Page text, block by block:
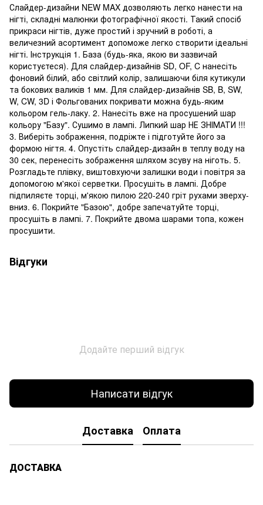
Слайдер-дизайни NEW MAX дозволяють легко нанести на
нігті, складні малюнки фотографічної якості. Такий спосіб
прикраси нігтів, дуже простий і зручний в роботі, а
величезний асортимент допоможе легко створити ідеальні
нігті. Інструкція 1. База (будь-яка, якою ви зазвичай
користуєтеся). Для слайдер-дизайнів SD, OF, C нанесіть
фоновий білий, або світлий колір, залишаючи біля кутикули
та бокових валиків 1 мм. Для слайдер-дизайнів SB, B, SW,
W, CW, 3D і Фольгованих покривати можна будь-яким
кольором гель-лаку. 2. Нанесіть вже на просушений шар
кольору "Базу". Сушимо в лампі. Липкий шар НЕ ЗНІМАТИ !!!
3. Виберіть зображення, подріжте і підготуйте його за
формою нігтя. 4. Опустіть слайдер-дизайн в теплу воду на
30 сек, перенесіть зображення шляхом зсуву на ніготь. 5.
Розгладьте плівку, виштовхуючи залишки води і повітря за
допомогою м'якої серветки. Просушіть в лампі. Добре
підпиляєте торці, м'якою пилою 220-240 гріт рухами зверху-
вниз. 6. Покрийте "Базою", добре запечатуйте торці,
просушіть в лампі. 7. Покрийте двома шарами топа, кожен
просушити.
Відгуки
Додайте перший відгук
Написати відгук
Доставка Оплата
ДОСТАВКА